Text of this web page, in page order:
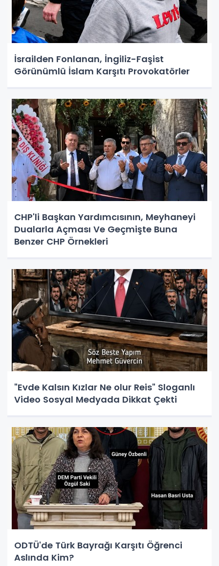
İsrailden Fonlanan, İngiliz-Faşist
Görünümlü İslam Karşıtı Provokatörler
CHP'li Başkan Yardımcısının, Meyhaneyi
Dualarla Açması Ve Geçmişte Buna
Benzer CHP Örnekleri
"Evde Kalsın Kızlar Ne olur Reis" Sloganlı
Video Sosyal Medyada Dikkat Çekti
ODTÜ'de Türk Bayrağı Karşıtı Öğrenci
Aslında Kim?